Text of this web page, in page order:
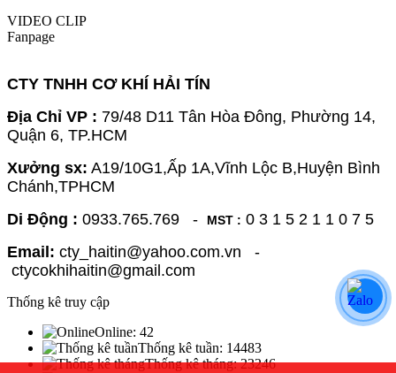
VIDEO CLIP
Fanpage
CTY TNHH CƠ KHÍ HẢI TÍN
Địa Chỉ VP : 79/48 D11 Tân Hòa Đông, Phường 14,
Quận 6, TP.HCM
Xưởng sx: A19/10G1,Ấp 1A,Vĩnh Lộc B,Huyện Bình
Chánh,TPHCM
Di Động : 0933.765.769 - MST : 0 3 1 5 2 1 1 0 7 5
Email: cty_haitin@yahoo.com.vn -
ctycokhihaitin@gmail.com
Thống kê truy cập
Online: 42
Thống kê tuần: 14483
Thống kê tháng:23246